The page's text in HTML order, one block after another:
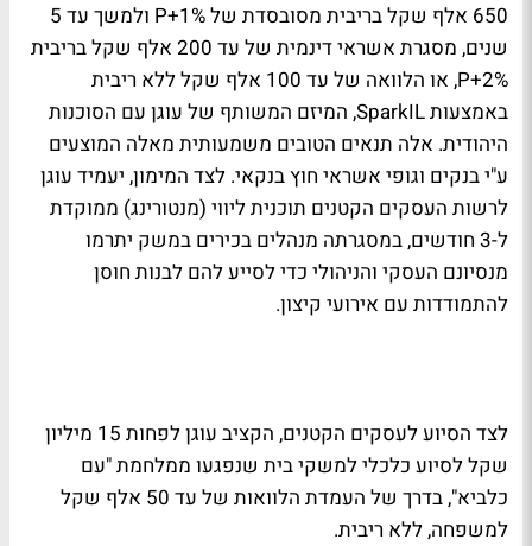
650 אלף שקל בריבית מסובסדת של P+1% ולמשך עד 5
שנים, מסגרת אשראי דינמית של עד 200 אלף שקל בריבית
P+2%, או הלוואה של עד 100 אלף שקל ללא ריבית
באמצעות SparkIL, המיזם המשותף של עוגן עם הסוכנות
היהודית. אלה תנאים הטובים משמעותית מאלה המוצעים
ע"י בנקים וגופי אשראי חוץ בנקאי. לצד המימון, יעמיד עוגן
לרשות העסקים הקטנים תוכנית ליווי (מנטורינג) ממוקדת
ל-3 חודשים, במסגרתה מנהלים בכירים במשק יתרמו
מנסיונם העסקי והניהולי כדי לסייע להם לבנות חוסן
להתמודדות עם אירועי קיצון.
לצד הסיוע לעסקים הקטנים, הקציב עוגן לפחות 15 מיליון
שקל לסיוע כלכלי למשקי בית שנפגעו ממלחמת "עם
כלביא", בדרך של העמדת הלוואות של עד 50 אלף שקל
למשפחה, ללא ריבית.